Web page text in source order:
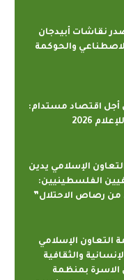
نقاشات أبيدجان
والحوكمة
أجل اقتصاد مستدام:
2026
الإسلامي يدين
الفلسطينيين:
من رصاص الاحتلال”
التعاون الإسلامي
والثقافية
الاسرة بمنظمة